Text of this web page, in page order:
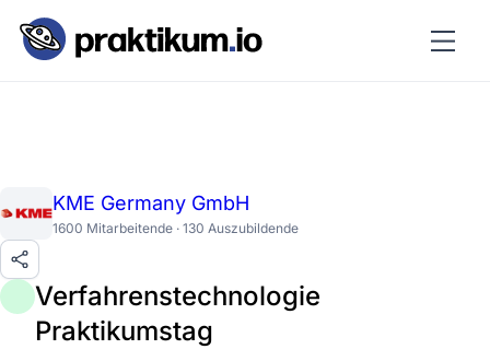
KME Germany GmbH
1600 Mitarbeitende · 130 Auszubildende
Verfahrenstechnologie
Praktikumstag